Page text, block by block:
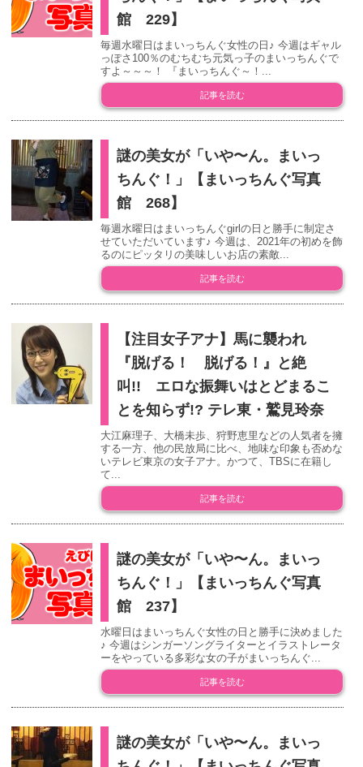
館 229】
毎週水曜日はまいっちんぐ女性の日♪ 今週はギャル
っぽさ100％のむちむち元気っ子のまいっちんぐで
すよ～～～！ 『まいっちんぐ～！...
記事を読む
謎の美女が「いや〜ん。まいっ
ちんぐ！」【まいっちんぐ写真
館 268】
毎週水曜日はまいっちんぐgirlの日と勝手に制定さ
せていただいています♪ 今週は、2021年の初めを飾
るのにピッタリの美味しいお店の素敵...
記事を読む
【注目女子アナ】馬に襲われ
『脱げる！ 脱げる！』と絶
叫!! エロな振舞いはとどまるこ
とを知らず!? テレ東・鷲見玲奈
大江麻理子、大橋未歩、狩野恵里などの人気者を擁
する一方、他の民放局に比べ、地味な印象も否めな
いテレビ東京の女子アナ。かつて、TBSに在籍し
て...
記事を読む
謎の美女が「いや〜ん。まいっ
ちんぐ！」【まいっちんぐ写真
館 237】
水曜日はまいっちんぐ女性の日と勝手に決めました
♪ 今週はシンガーソングライターとイラストレータ
ーをやっている多彩な女の子がまいっちんぐ...
記事を読む
謎の美女が「いや〜ん。まいっ